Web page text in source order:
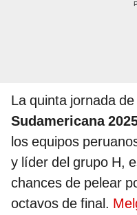
La quinta jornada
Sudamericana
los equipos
y líder del grupo H,
chances de pelear
octavos de final.